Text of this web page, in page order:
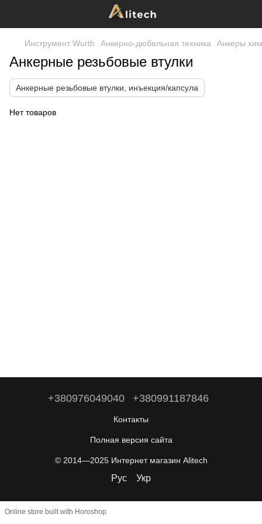
Инструмент Wurth Анкерно-дюбельная техника Анкеры
Анкерные резьбовые втулки
Анкерные резьбовые втулки, инъекция/капсула
Нет товаров
+380976049040 +380991187846
Контакты
Полная версия сайта
© 2014—2025 Интернет магазин Alitech
Рус Укр
Online store built with Horoshop